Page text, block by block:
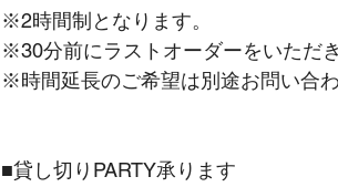
※2時間制となります。
※30分前にラストオーダーをいただき
※時間延長のご希望は別途お問い合わ
■貸し切りPARTY承ります